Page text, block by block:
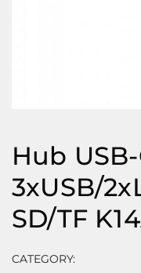
Hub
3xUSB/
SD/TF
CATEGORY: